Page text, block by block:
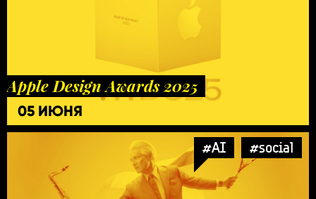
Apple Design Awards 2025
05 ИЮНЯ
#AI #social